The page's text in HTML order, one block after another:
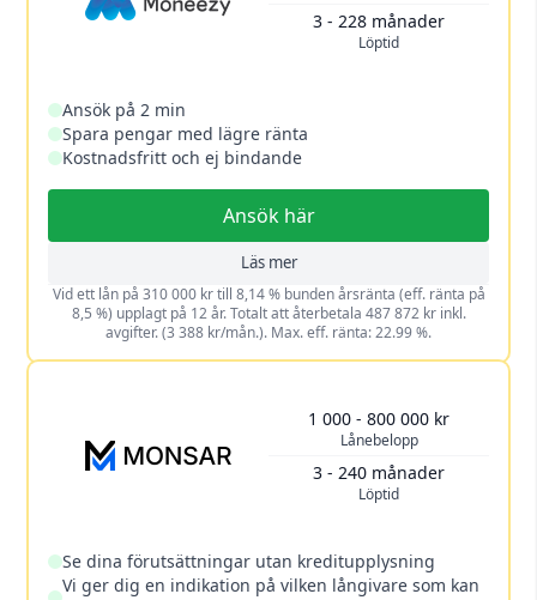
Löptid
3 - 228 månader
Ansök på 2 min
Spara pengar med lägre ränta
Kostnadsfritt och ej bindande
Ansök här
Läs mer
Vid ett lån på 310 000 kr till 8,14 % bunden årsränta (eff. ränta på
8,5 %) upplagt på 12 år. Totalt att återbetala 487 872 kr inkl.
avgifter. (3 388 kr/mån.). Max. eff. ränta: 22.99 %.
Lånebelopp
1 000 - 800 000 kr
Löptid
3 - 240 månader
Se dina förutsättningar utan kreditupplysning
Vi ger dig en indikation på vilken långivare som kan